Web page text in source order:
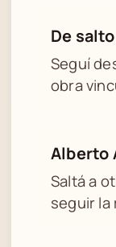
De
Seguí
obra
Alberto
Saltá a
seguir la